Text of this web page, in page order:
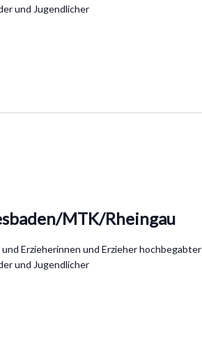
und Jugendlicher
MTK/Rheingau
Erzieherinnen und Erzieher hochbegabter
und Jugendlicher